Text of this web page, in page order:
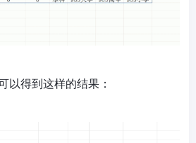
以得到这样的结果：